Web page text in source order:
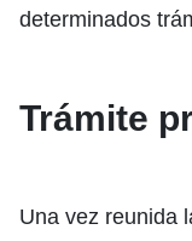
determinados
Trámite
Una vez reunida